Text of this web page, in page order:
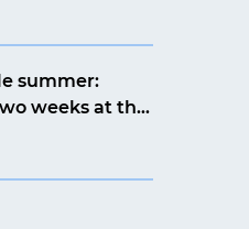
summer:
weeks at the